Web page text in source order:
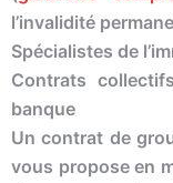
l’invalidité
Spécialistes de
Contrats
banque
Un contrat de
vous propose en